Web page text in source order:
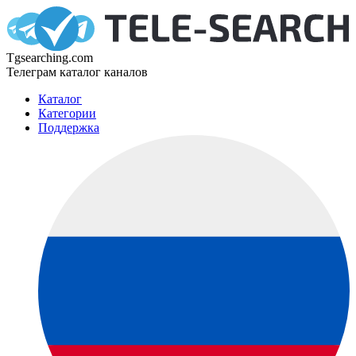
Tgsearching.com
Телеграм каталог каналов
Каталог
Категории
Поддержка